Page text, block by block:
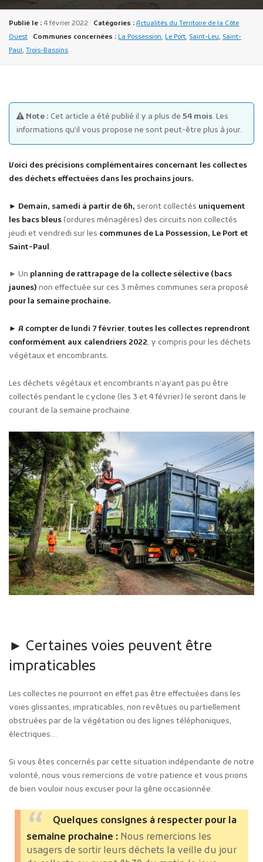
Publicité des actes
Marchés publics
Projets financés par l'Europe
Plans d'accès
Publié le : 4 février 2022 Catégories : Actualités du Territoire de la Côte
Ouest
Communes concernées : La Possession,Le Port, Saint-Leu, Saint-
Paul, Trois-Bassins
Note : Cet article a été publié il y a plus de 54 mois. Les
informations qu'il vous propose ne sont peut-être plus à jour.
Voici des précisions complémentaires concernant les collectes
des déchets effectuées dans les prochains jours.
► Demain, samedi à partir de 6h, seront collectés uniquement
les bacs bleus(ordures ménagères) des circuits non collectés
jeudi et vendredi sur les communes de La Possession, Le Port et
Saint-Paul.
► Un planning de rattrapage de la collecte sélective (bacs
jaunes) non effectuée sur ces 3 mêmes communes sera proposé
pour la semaine prochaine.
► A compter de lundi 7 février,toutes les collectes reprendront
conformément aux calendriers 2022, y compris pour les déchets
végétaux et encombrants.
Les déchets végétaux et encombrants n’ayant pas pu être
collectés pendant le cyclone (les 3 et 4 février) le seront dans le
courant de la semaine prochaine.
► Certaines voies peuvent être
impraticables
Les collectes ne pourront en effet pas être effectuées dans les
voies glissantes, impraticables, non revêtues ou partiellement
obstruées par de la végétation ou des lignes téléphoniques,
électriques…
Si vous êtes concernés par cette situation indépendante de notre
volonté, nous vous remercions de votre patience et vous prions
de bien vouloir nous excuser pour la gêne occasionnée.
Quelques consignes à respecter pour la
semaine prochaine : Nous remercions les
usagers de sortir leurs déchets la veille du jour